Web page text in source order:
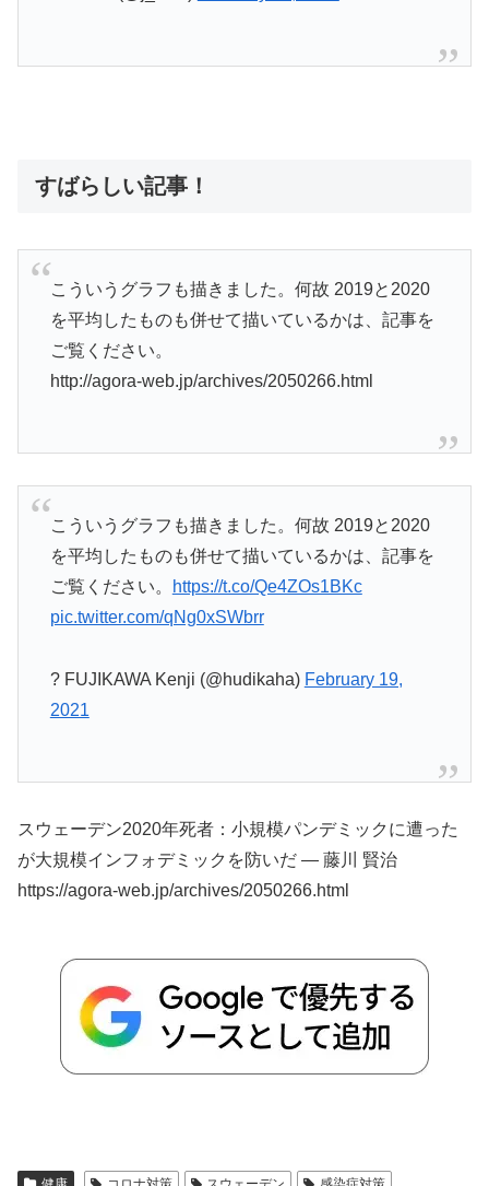
すばらしい記事！
こういうグラフも描きました。何故 2019と2020
を平均したものも併せて描いているかは、記事を
ご覧ください。
http://agora-web.jp/archives/2050266.html
こういうグラフも描きました。何故 2019と2020
を平均したものも併せて描いているかは、記事を
ご覧ください。
https://t.co/Qe4ZOs1BKc
pic.twitter.com/qNg0xSWbrr
? FUJIKAWA Kenji (@hudikaha) February 19,
2021
スウェーデン2020年死者：小規模パンデミックに遭った
が大規模インフォデミックを防いだ — 藤川 賢治
https://agora-web.jp/archives/2050266.html